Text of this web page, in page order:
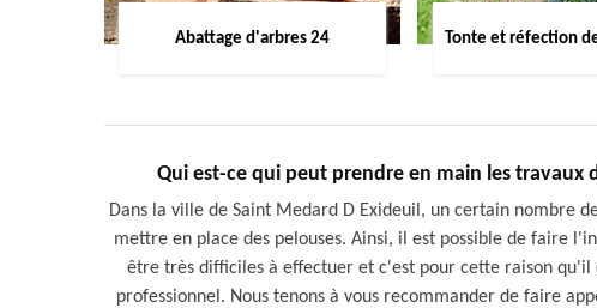
Abattage d'arbres 24 Tonte et réfection
Qui est-ce qui peut prendre en main les travaux
Dans la ville de Saint Medard D Exideuil, un certain nombre
mettre en place des pelouses. Ainsi, il est possible de faire
être très difficiles à effectuer et c'est pour cette raison
professionnel. Nous tenons à vous recommander de faire